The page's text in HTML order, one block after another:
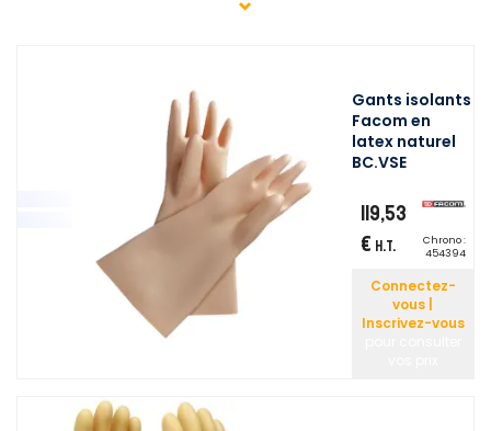
Gants isolants
Facom en
latex naturel
BC.VSE
119,53
€ H.T.
Chrono :
454394
Connectez-
vous |
Inscrivez-vous